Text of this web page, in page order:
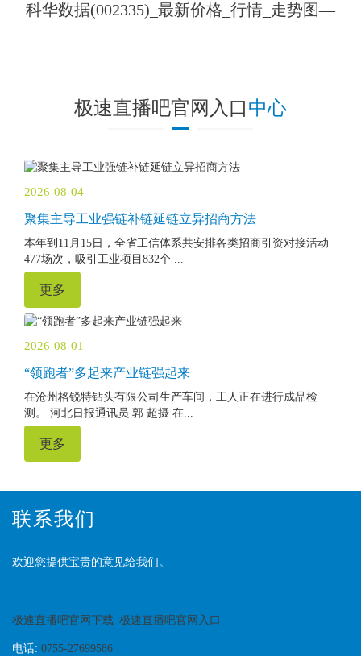
科华数据(002335)_最新价格_行情_走势图—
极速直播吧官网入口中心
2026-08-04
聚集主导工业强链补链延链立异招商方法
本年到11月15日，全省工信体系共安排各类招商引资对接活动
477场次，吸引工业项目832个 ...
更多
2026-08-01
“领跑者”多起来产业链强起来
在沧州格锐特钻头有限公司生产车间，工人正在进行成品检
测。 河北日报通讯员 郭 超摄 在...
更多
联系我们
欢迎您提供宝贵的意见给我们。
极速直播吧官网下载_极速直播吧官网入口
电话: 0755-27699586